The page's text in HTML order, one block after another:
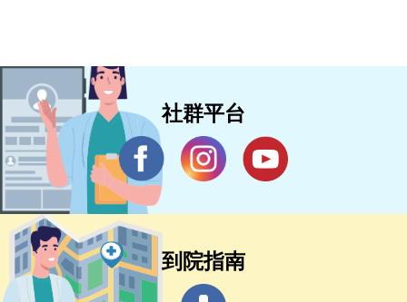
社群平台
到院指南